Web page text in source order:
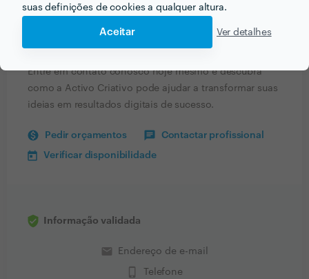
suas definições de cookies a qualquer altura.
Aceitar Ver detalhes
Resultados Comprovados: Nosso compromisso é com
Entre em contato conosco hoje mesmo e descubra
como a Activo Criativo pode ajudar a transformar suas
ideias em resultados digitais de sucesso.
Pedir orçamentos Contactar profissional
Verificar disponibilidade
Informação validada
email Endereço de e-mail
phone_iphone Telefone